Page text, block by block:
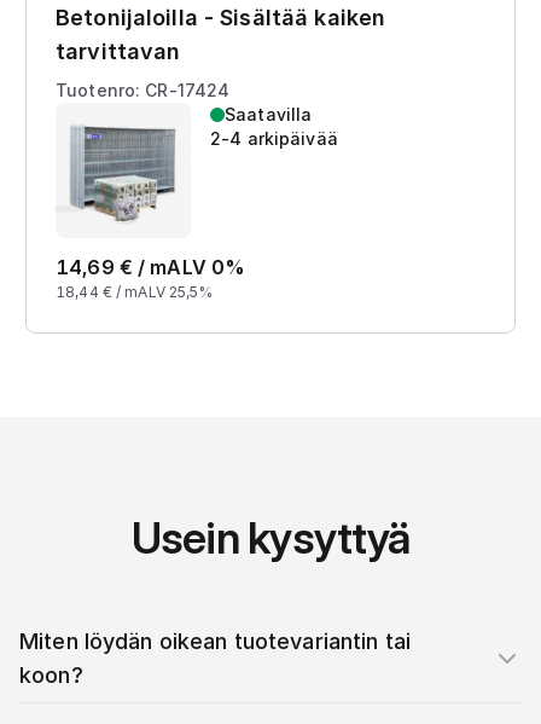
Betonijaloilla - Sisältää kaiken
tarvittavan
Tuotenro: CR-17424
Saatavilla
2-4 arkipäivää
14,69 € / mALV 0%
18,44 € / mALV 25,5%
Usein kysyttyä
Miten löydän oikean tuotevariantin tai
koon?